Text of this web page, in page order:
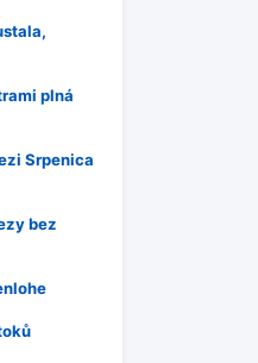
plná
Srpenica
bez